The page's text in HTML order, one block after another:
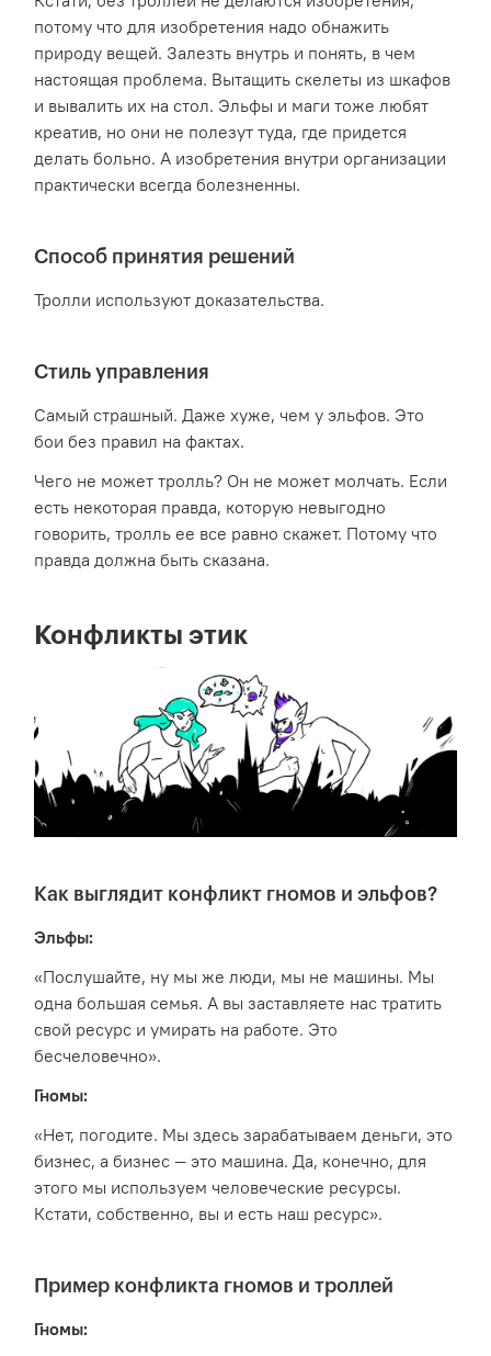
потому что для изобретения надо обнажить
природу вещей. Залезть внутрь и понять, в чем
настоящая проблема. Вытащить скелеты из шкафов
и вывалить их на стол. Эльфы и маги тоже любят
креатив, но они не полезут туда, где придется
делать больно. А изобретения внутри организации
практически всегда болезненны.
Способ принятия решений
Тролли используют доказательства.
Стиль управления
Самый страшный. Даже хуже, чем у эльфов. Это
бои без правил на фактах.
Чего не может тролль? Он не может молчать. Если
есть некоторая правда, которую невыгодно
говорить, тролль ее все равно скажет. Потому что
правда должна быть сказана.
Конфликты этик
Как выглядит конфликт гномов и эльфов?
Эльфы:
«Послушайте, ну мы же люди, мы не машины. Мы
одна большая семья. А вы заставляете нас тратить
свой ресурс и умирать на работе. Это
бесчеловечно».
Гномы:
«Нет, погодите. Мы здесь зарабатываем деньги, это
бизнес, а бизнес — это машина. Да, конечно, для
этого мы используем человеческие ресурсы.
Кстати, собственно, вы и есть наш ресурс».
Пример конфликта гномов и троллей
Гномы: